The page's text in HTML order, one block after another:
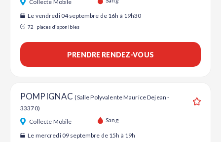
Collecte Mobile
Le vendredi 04 septembre de 16h à 19h30
72 places disponibles
PRENDRE RENDEZ-VOUS
POMPIGNAC(Salle Polyvalente Maurice Dejean -
33370)
Collecte Mobile Sang
Le mercredi 09 septembre de 15h à 19h